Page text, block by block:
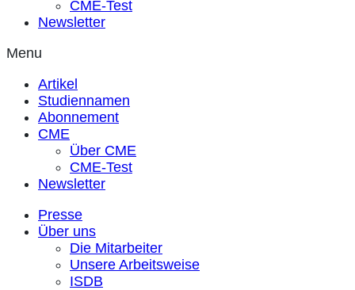
CME-Test
Newsletter
Menu
Artikel
Studiennamen
Abonnement
CME
Über CME
CME-Test
Newsletter
Presse
Über uns
Die Mitarbeiter
Unsere Arbeitsweise
ISDB